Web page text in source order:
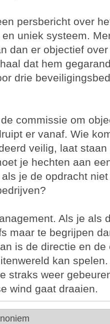
persbericht over
uniek systeem.
dan er objectief
dat hem
drie
commissie om
er vanaf. Wie
veilig, laat
je hechten aan
je de opdracht
Als je als
maar te begrijpen
is de directie en
kan
straks weer
wind gaat draaien.